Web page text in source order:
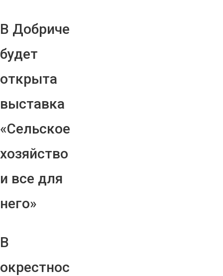
В Добриче
будет
открыта
выставка
«Сельское
хозяйство
и все для
него»
В
окрестнос